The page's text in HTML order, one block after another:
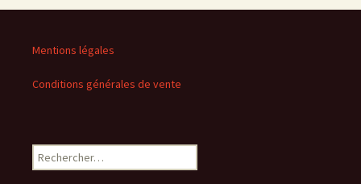
Mentions légales
Conditions générales de vente
Rechercher :